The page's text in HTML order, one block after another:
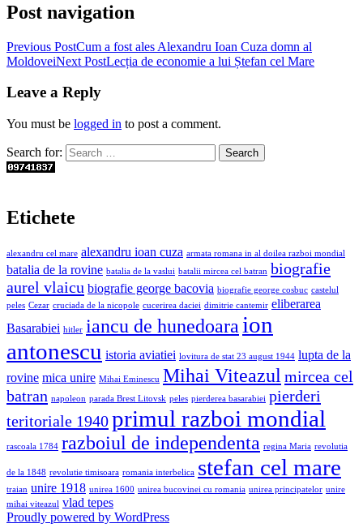
Post navigation
Previous PostCum a fost ales Alexandru Ioan Cuza domn al
MoldoveiNext PostLecția de economie a lui Ștefan cel Mare
Leave a Reply
You must be logged in to post a comment.
Search for:
Etichete
alexandru cel mare alexandru ioan cuza armata romana in al doilea razboi mondial
batalia de la rovine batalia de la vaslui batalii mircea cel batran biografie
aurel vlaicu biografie george bacovia biografie george cosbuc castelul
peles Cezar cruciada de la nicopole cucerirea daciei dimitrie cantemir eliberarea
Basarabiei hitler iancu de hunedoara ion
antonescu istoria aviatiei lovitura de stat 23 august 1944 lupta de la
rovine mica unire Mihai Eminescu Mihai Viteazul mircea cel
batran napoleon parada Brest Litovsk peles pierderea basarabiei pierderi
teritoriale 1940primul razboi mondial
rascoala 1784 razboiul de independenta regina Maria revolutia
de la 1848 revolutie timisoara romania interbelica stefan cel mare
traian unire 1918 unirea 1600 unirea bucovinei cu romania unirea principatelor unire
mihai viteazul vlad tepes
Proudly powered by WordPress